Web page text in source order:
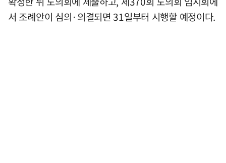
서 조례안이 심의·의결되면 31일부터 시행할 예정이다.